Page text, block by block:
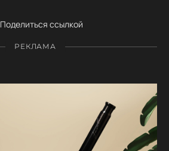
Поделиться ссылкой
РЕКЛАМА